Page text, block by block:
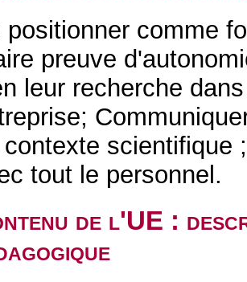
positionner comme
preuve
leur recherche
contexte scientifique
tout le personnel.
de l'UE :